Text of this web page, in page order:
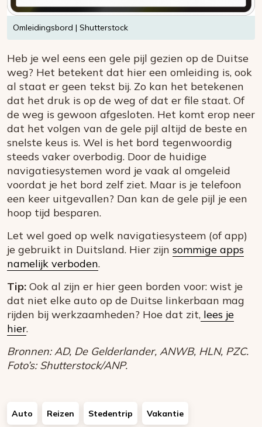
Omleidingsbord | Shutterstock
Heb je wel eens een gele pijl gezien op de Duitse
weg? Het betekent dat hier een omleiding is, ook
al staat er geen tekst bij. Zo kan het betekenen
dat het druk is op de weg of dat er file staat. Of
de weg is gewoon afgesloten. Het komt erop neer
dat het volgen van de gele pijl altijd de beste en
snelste keus is. Wel is het bord tegenwoordig
steeds vaker overbodig. Door de huidige
navigatiesystemen word je vaak al omgeleid
voordat je het bord zelf ziet. Maar is je telefoon
een keer uitgevallen? Dan kan de gele pijl je een
hoop tijd besparen.
Let wel goed op welk navigatiesysteem (of app)
je gebruikt in Duitsland. Hier zijn sommige apps
namelijk verboden.
Tip: Ook al zijn er hier geen borden voor: wist je
dat niet elke auto op de Duitse linkerbaan mag
rijden bij werkzaamheden? Hoe dat zit, lees je
hier.
Bronnen: AD, De Gelderlander, ANWB, HLN, PZC.
Foto’s: Shutterstock/ANP.
Auto Reizen Stedentrip Vakantie